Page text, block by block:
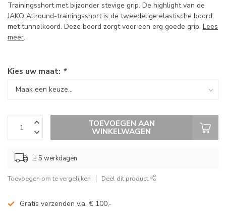
Trainingsshort met bijzonder stevige grip. De highlight van de
JAKO Allround-trainingsshort is de tweedelige elastische boord
met tunnelkoord. Deze boord zorgt voor een erg goede grip. Lees
meer.
Kies uw maat: *
TOEVOEGEN AAN
WINKELWAGEN
± 5 werkdagen
Toevoegen om te vergelijken Deel dit product
Gratis verzenden v.a. € 100,-